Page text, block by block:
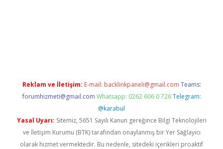
Reklam ve İletişim: E-mail: backlinkpaneli@gmail.com Teams:
forumhizmeti@gmail.com Whatsapp: 0262 606 0 726 Telegram:
@karabul
Yasal Uyarı: Sitemiz, 5651 Sayılı Kanun gereğince Bilgi Teknolojileri
ve İletişim Kurumu (BTK) tarafından onaylanmış bir Yer Sağlayıcı
olarak hizmet vermektedir. Bu nedenle, sitedeki içerikleri proaktif